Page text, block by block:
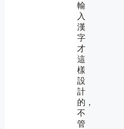
輸
入
漢
字
才
這
樣
設
計
的，
不
管